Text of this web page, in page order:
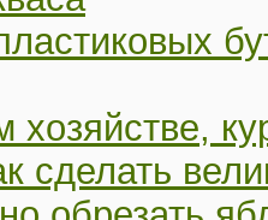
хозяйстве,
сделать